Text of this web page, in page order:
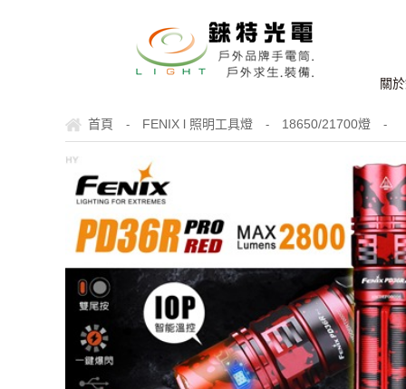
關
首頁 - FENIX l 照明工具燈 - 18650/21700燈 -